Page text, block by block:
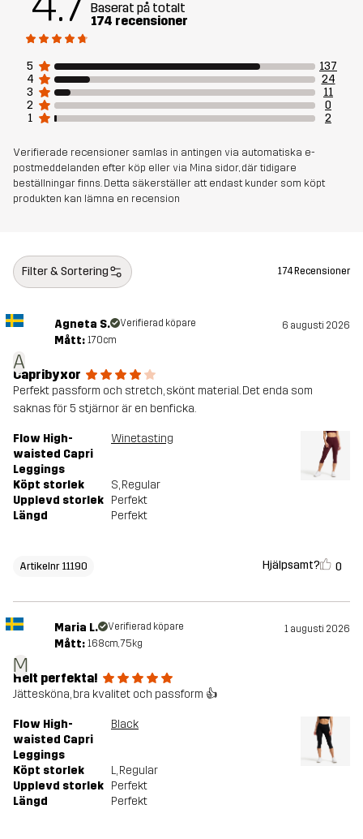
Mesh
Vikt 202g i storlek M
Hållbarhet Återvunna detaljer läs här
Skapad för LÖPNING OCH TRÄNING
Baserat på totalt
174 recensioner
5
137
4
24
3
11
2
0
1
2
Verifierade recensioner samlas in antingen via automatiska e-
postmeddelanden efter köp eller via Mina sidor, där tidigare
beställningar finns. Detta säkerställer att endast kunder som köpt
produkten kan lämna en recension
Filter & Sortering 174 Recensioner
A
Agneta S. Verifierad köpare 6 augusti 2026
Mått: 170cm
Capribyxor
Perfekt passform och stretch, skönt material. Det enda som
saknas för 5 stjärnor är en benficka.
Flow High-
waisted Capri
Leggings
Winetasting
Köpt storlek S, Regular
Upplevd storlek Perfekt
Längd
Perfekt
Artikelnr 11190 Hjälpsamt? 0
M
Maria L. Verifierad köpare 1 augusti 2026
Mått: 168cm, 75kg
Helt perfekta!
Jättesköna, bra kvalitet och passform 👍
Flow High-
waisted Capri
Leggings
Black
Köpt storlek L, Regular
Upplevd storlek Perfekt
Längd
Perfekt